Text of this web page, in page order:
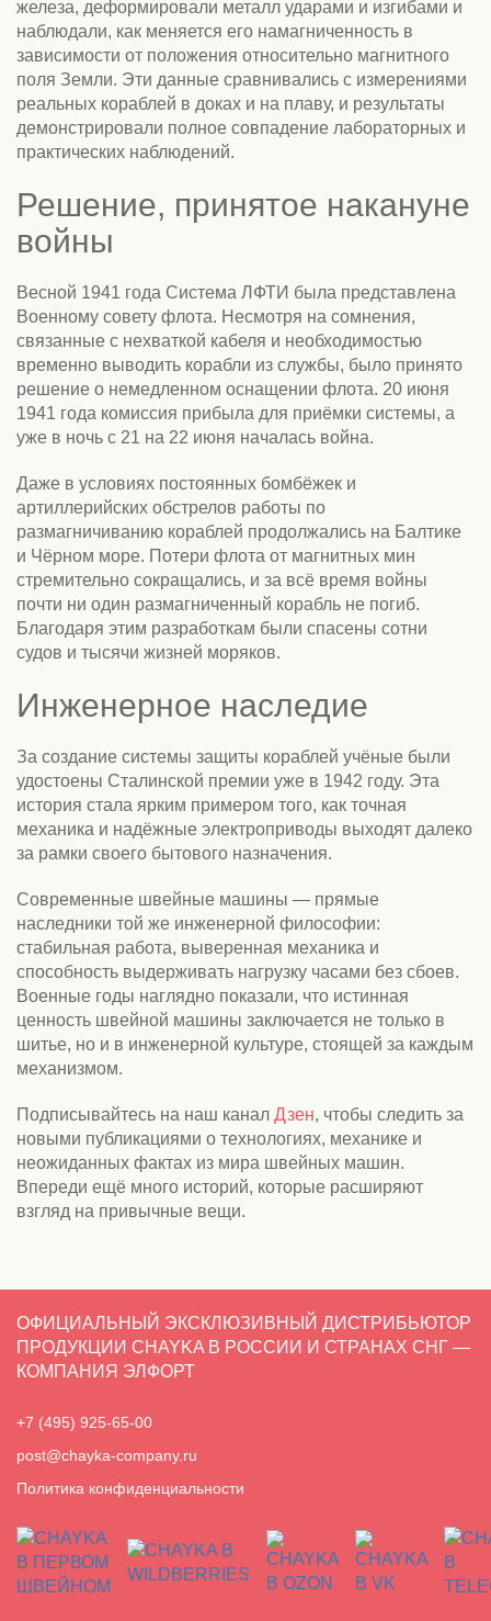
железа, деформировали металл ударами и изгибами и
наблюдали, как меняется его намагниченность в
зависимости от положения относительно магнитного
поля Земли. Эти данные сравнивались с измерениями
реальных кораблей в доках и на плаву, и результаты
демонстрировали полное совпадение лабораторных и
практических наблюдений.
Решение, принятое накануне
войны
Весной 1941 года Система ЛФТИ была представлена
Военному совету флота. Несмотря на сомнения,
связанные с нехваткой кабеля и необходимостью
временно выводить корабли из службы, было принято
решение о немедленном оснащении флота. 20 июня
1941 года комиссия прибыла для приёмки системы, а
уже в ночь с 21 на 22 июня началась война.
Даже в условиях постоянных бомбёжек и
артиллерийских обстрелов работы по
размагничиванию кораблей продолжались на Балтике
и Чёрном море. Потери флота от магнитных мин
стремительно сокращались, и за всё время войны
почти ни один размагниченный корабль не погиб.
Благодаря этим разработкам были спасены сотни
судов и тысячи жизней моряков.
Инженерное наследие
За создание системы защиты кораблей учёные были
удостоены Сталинской премии уже в 1942 году. Эта
история стала ярким примером того, как точная
механика и надёжные электроприводы выходят далеко
за рамки своего бытового назначения.
Современные швейные машины — прямые
наследники той же инженерной философии:
стабильная работа, выверенная механика и
способность выдерживать нагрузку часами без сбоев.
Военные годы наглядно показали, что истинная
ценность швейной машины заключается не только в
шитье, но и в инженерной культуре, стоящей за каждым
механизмом.
Подписывайтесь на наш канал Дзен, чтобы следить за
новыми публикациями о технологиях, механике и
неожиданных фактах из мира швейных машин.
Впереди ещё много историй, которые расширяют
взгляд на привычные вещи.
ОФИЦИАЛЬНЫЙ ЭКСКЛЮЗИВНЫЙ ДИСТРИБЬЮТОР
ПРОДУКЦИИ CHAYKA В РОССИИ И СТРАНАХ СНГ —
КОМПАНИЯ ЭЛФОРТ
+7 (495) 925-65-00
post@chayka-company.ru
Политика конфиденциальности